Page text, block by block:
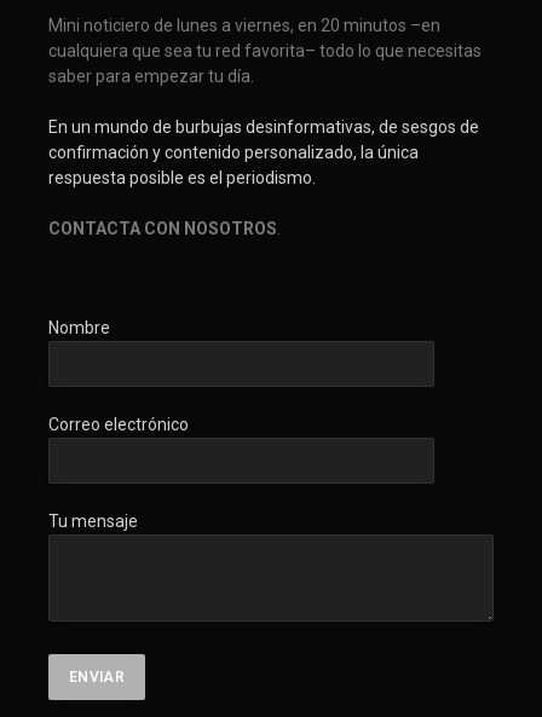
Mini noticiero de lunes a viernes, en 20 minutos –en
cualquiera que sea tu red favorita– todo lo que necesitas
saber para empezar tu día.
En un mundo de burbujas desinformativas, de sesgos de
confirmación y contenido personalizado, la única
respuesta posible es el periodismo.
CONTACTA CON NOSOTROS
Nombre
Correo electrónico
Tu mensaje